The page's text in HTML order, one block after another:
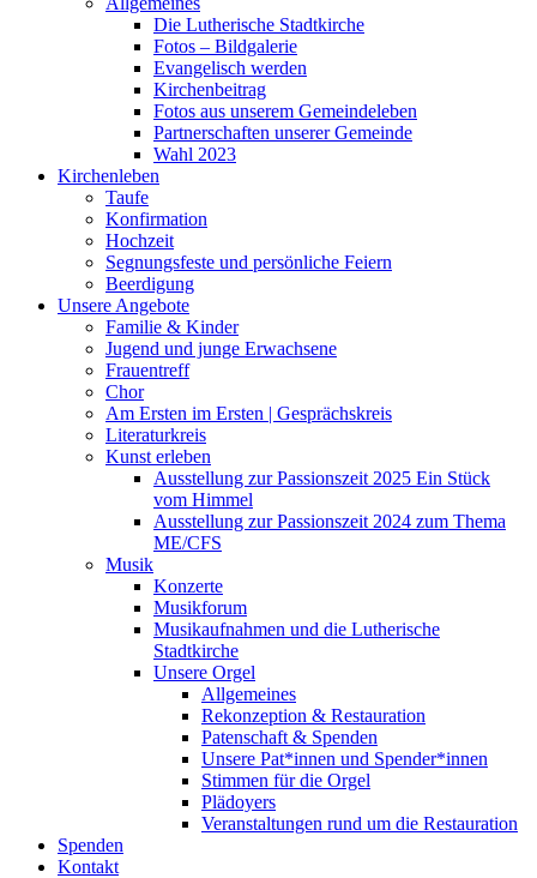
Die Lutherische Stadtkirche
Fotos – Bildgalerie
Evangelisch werden
Kirchenbeitrag
Fotos aus unserem Gemeindeleben
Partnerschaften unserer Gemeinde
Wahl 2023
Kirchenleben
Taufe
Konfirmation
Hochzeit
Segnungsfeste und persönliche Feiern
Beerdigung
Unsere Angebote
Familie & Kinder
Jugend und junge Erwachsene
Frauentreff
Chor
Am Ersten im Ersten | Gesprächskreis
Literaturkreis
Kunst erleben
Ausstellung zur Passionszeit 2025 Ein Stück
vom Himmel
Ausstellung zur Passionszeit 2024 zum Thema
ME/CFS
Musik
Konzerte
Musikforum
Musikaufnahmen und die Lutherische
Stadtkirche
Unsere Orgel
Allgemeines
Rekonzeption & Restauration
Patenschaft & Spenden
Unsere Pat*innen und Spender*innen
Stimmen für die Orgel
Plädoyers
Veranstaltungen rund um die Restauration
Spenden
Kontakt